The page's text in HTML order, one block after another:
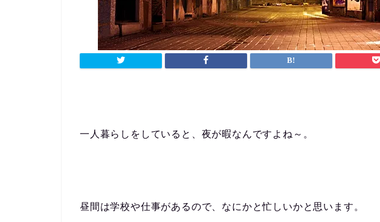
一人暮らしをしていると、夜が暇なんですよね～。
昼間は学校や仕事があるので、なにかと忙しいかと思います。